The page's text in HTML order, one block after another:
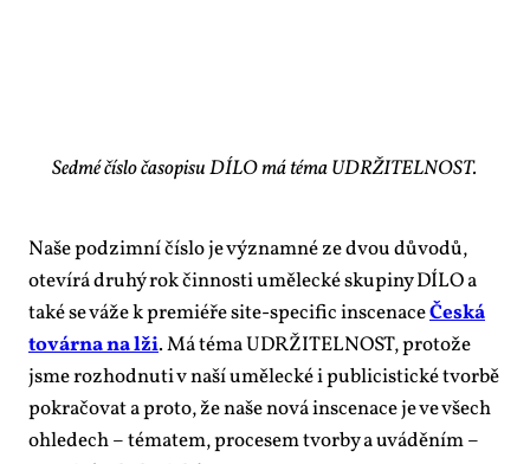
Sedmé číslo časopisu DÍLO má téma UDRŽITELNOST.
Na­še pod­zim­ní čís­lo je vý­znam­né ze dvou dů­vo­dů,
ote­ví­rá dru­hý rok čin­nos­ti umě­lec­ké sku­pi­ny DÍ­LO a
ta­ké se vá­že k pre­mi­é­ře si­te-spe­ci­fic in­sce­na­ceČes­ká
to­vár­na na lži. Má té­ma UDR­ŽI­TEL­NOST, pro­to­že
jsme roz­hod­nu­ti v na­ší umě­lec­ké i pu­b­li­cis­tic­ké tvor­bě
po­kra­čo­vat a pro­to, že na­še no­vá in­sce­na­ce je ve všech
ohle­dech – té­ma­tem, pro­ce­sem tvor­by a uvá­dě­ním –